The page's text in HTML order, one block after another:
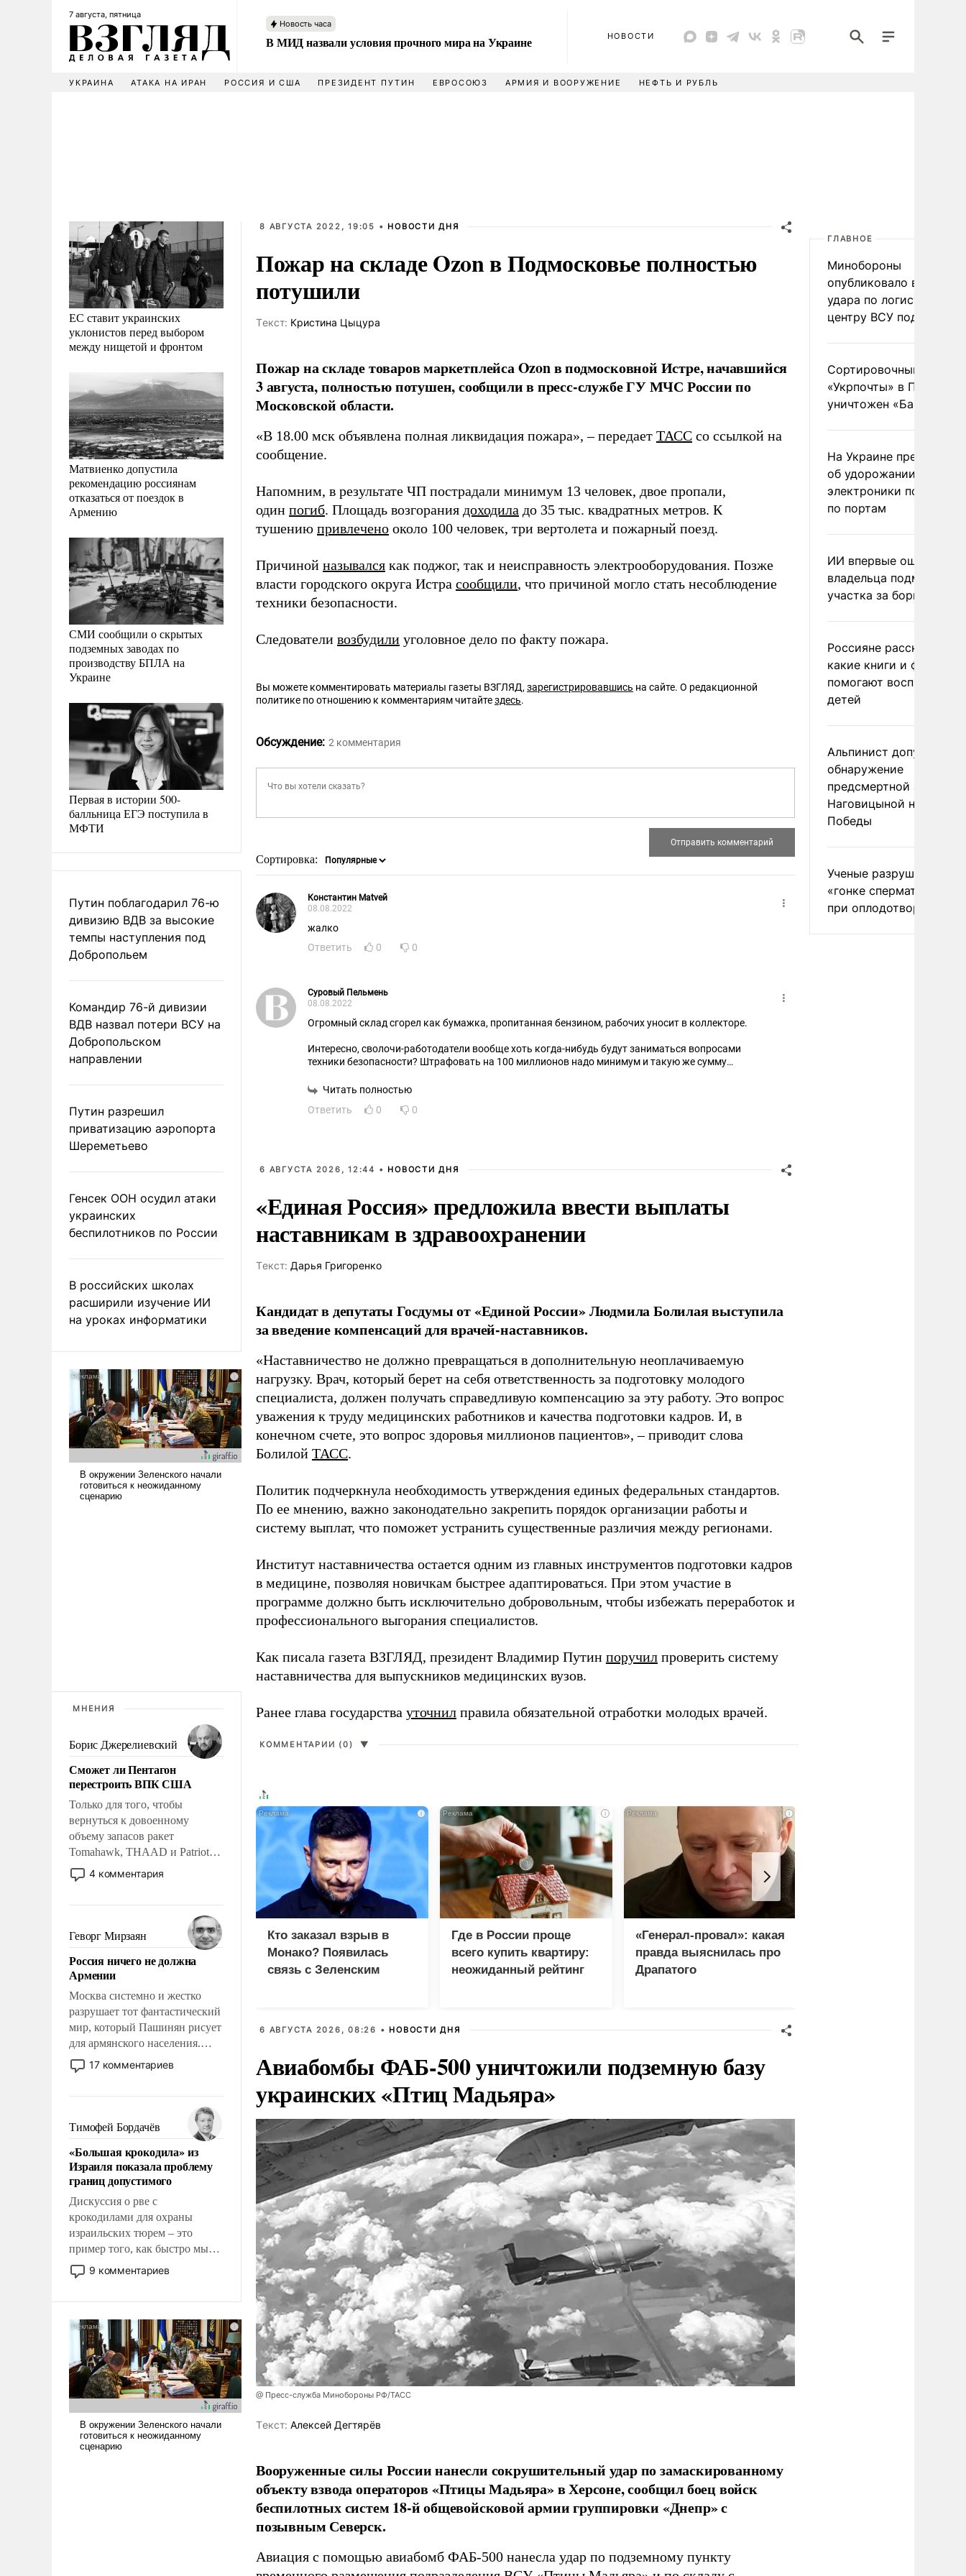
7 августа, пятница
Новость часа
В МИД назвали условия прочного мира на Украине НОВОСТИ
УКРАИНА АТАКА НА ИРАН РОССИЯ И США ПРЕЗИДЕНТ ПУТИН ЕВРОСОЮЗ АРМИЯ И ВООРУЖЕНИЕ НЕФТЬ И РУБЛЬ
ЕС ставит украинских
уклонистов перед выбором
между нищетой и фронтом
Матвиенко допустила
рекомендацию россиянам
отказаться от поездок в
Армению
СМИ сообщили о скрытых
подземных заводах по
производству БПЛА на
Украине
Первая в истории 500-
балльница ЕГЭ поступила в
МФТИ
Путин поблагодарил 76-ю
дивизию ВДВ за высокие
темпы наступления под
Добропольем
Командир 76-й дивизии
ВДВ назвал потери ВСУ на
Добропольском
направлении
Путин разрешил
приватизацию аэропорта
Шереметьево
Генсек ООН осудил атаки
украинских
беспилотников по России
В российских школах
расширили изучение ИИ
на уроках информатики
МНЕНИЯ
Борис Джерелиевский
Сможет ли Пентагон
перестроить ВПК США
Только для того, чтобы
вернуться к довоенному
объему запасов ракет
Tomahawk, THAAD и Patriot
США потребуется более трех
лет. Даже небольшая война с
Сложившаяся ситуация
означает многолетний период
уязвимости США, например,
перед Китаем.
4 комментария
Геворг Мирзаян
Россия ничего не должна
Армении
Москва системно и жестко
разрушает тот фантастический
мир, который Пашинян рисует
для армянского населения.
Мир, где политические
прожекты будут безусловно
налогоплательщиков и где
Еревану за свои поступки не
нужно отвечать.
17 комментариев
Тимофей Бордачёв
«Большая крокодила» из
Израиля показала проблему
границ допустимого
Дискуссия о рве с
крокодилами для охраны
израильских тюрем – это
пример того, как быстро мы
двигаемся по пути
революционных изменений.
псевдонаучной фантастики,
стало всерьез обсуждаемой
идеей.
9 комментариев
8 АВГУСТА 2022, 19:05 • НОВОСТИ ДНЯ
Пожар на складе Ozon в Подмосковье полностью
потушили
Tекст: Кристина Цыцура
Пожар на складе товаров маркетплейса Ozon в подмосковной Истре, начавшийся
3 августа, полностью потушен, сообщили в пресс-службе ГУ МЧС России по
Московской области.
«В 18.00 мск объявлена полная ликвидация пожара», – передает ТАСС со ссылкой на
сообщение.
Напомним, в результате ЧП пострадали минимум 13 человек, двое пропали,
один погиб. Площадь возгорания доходила до 35 тыс. квадратных метров. К
тушению привлечено около 100 человек, три вертолета и пожарный поезд.
Причиной назывался как поджог, так и неисправность электрооборудования. Позже
власти городского округа Истра сообщили, что причиной могло стать несоблюдение
техники безопасности.
Следователи возбудили уголовное дело по факту пожара.
Вы можете комментировать материалы газеты ВЗГЛЯД, зарегистрировавшись на сайте. О редакционной
политике по отношению к комментариям читайтездесь.
Обсуждение: 2 комментария
Сортировка:
Константин Маtveй
08.08.2022
жалко
Ответить
0 0
Суровый Пельмень
08.08.2022
Огромный склад сгорел как бумажка, пропитанная бензином, рабочих уносит в коллекторе.
Интересно, сволочи-работодатели вообще хоть когда-нибудь будут заниматься вопросами
техники безопасности? Штрафовать на 100 миллионов надо минимум и такую же сумму
Читать полностью
Ответить
0 0
6 АВГУСТА 2026, 12:44 • НОВОСТИ ДНЯ
«Единая Россия» предложила ввести выплаты
наставникам в здравоохранении
Tекст: Дарья Григоренко
Кандидат в депутаты Госдумы от «Единой России» Людмила Болилая выступила
за введение компенсаций для врачей-наставников.
«Наставничество не должно превращаться в дополнительную неоплачиваемую
нагрузку. Врач, который берет на себя ответственность за подготовку молодого
специалиста, должен получать справедливую компенсацию за эту работу. Это вопрос
уважения к труду медицинских работников и качества подготовки кадров. И, в
конечном счете, это вопрос здоровья миллионов пациентов», – приводит слова
Болилой ТАСС.
Политик подчеркнула необходимость утверждения единых федеральных стандартов.
По ее мнению, важно законодательно закрепить порядок организации работы и
систему выплат, что поможет устранить существенные различия между регионами.
Институт наставничества остается одним из главных инструментов подготовки кадров
в медицине, позволяя новичкам быстрее адаптироваться. При этом участие в
программе должно быть исключительно добровольным, чтобы избежать переработок и
профессионального выгорания специалистов.
Как писала газета ВЗГЛЯД, президент Владимир Путин поручил проверить систему
наставничества для выпускников медицинских вузов.
Ранее глава государства уточнил правила обязательной отработки молодых врачей.
КОММЕНТАРИИ (0) ▼
i
Кто заказал взрыв в
Монако? Появилась
связь с Зеленским
i
Где в России проще
всего купить квартиру:
неожиданный рейтинг
i
«Генерал-провал»: какая
правда выяснилась про
Драпатого
6 АВГУСТА 2026, 08:26 • НОВОСТИ ДНЯ
Авиабомбы ФАБ-500 уничтожили подземную базу
украинских «Птиц Мадьяра»
@ Пресс-служба Минобороны РФ/ТАСС
Tекст: Алексей Дегтярёв
Вооруженные силы России нанесли сокрушительный удар по замаскированному
объекту взвода операторов «Птицы Мадьяра» в Херсоне, сообщил боец войск
беспилотных систем 18-й общевойсковой армии группировки «Днепр» с
позывным Северск.
Авиация с помощью авиабомб ФАБ-500 нанесла удар по подземному пункту
ГЛАВНОЕ
Минобороны
опубликовало видео
удара по
центру ВСУ под Киевом
Сортировочный пункт
«Укрпочты» в
уничтожен
На Украине
об удорожании
электроники после
по портам
ИИ впервые
владельца
участка за борщевик
Россияне рассказали,
какие книги и фильмы
помогают воспитывать
детей
Альпинист допустил
обнаружение
предсмертной записки
Наговицыной на пике
Победы
Ученые разрушили миф
«гонке
при оплодотворении